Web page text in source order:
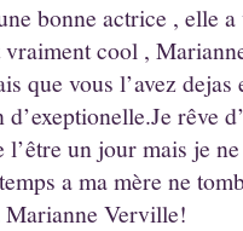
bonne actrice , elle
vraiment cool ,
que vous l’avez
rêve
un jour mais je
a ma mère ne
Verville!